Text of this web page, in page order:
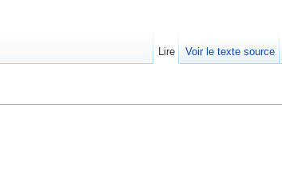
Lire Voir le texte source